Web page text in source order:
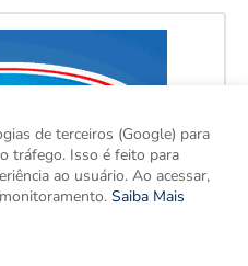
de terceiros (Google) para
tráfego. Isso é feito para
ao usuário. Ao acessar,
Saiba Mais